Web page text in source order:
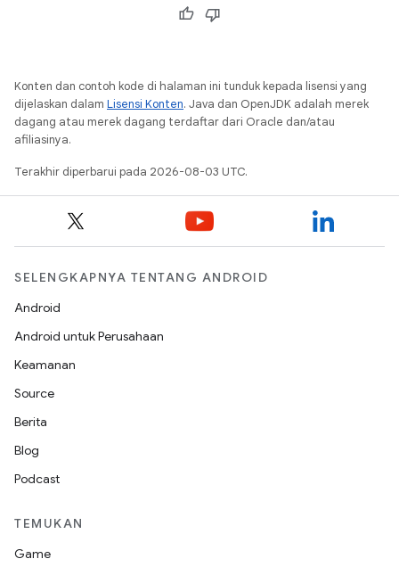
Konten dan contoh kode di halaman ini tunduk kepada lisensi yang
dijelaskan dalam Lisensi Konten. Java dan OpenJDK adalah merek
dagang atau merek dagang terdaftar dari Oracle dan/atau
afiliasinya.
Terakhir diperbarui pada 2026-08-03 UTC.
SELENGKAPNYA TENTANG ANDROID
Android
Android untuk Perusahaan
Keamanan
Source
Berita
Blog
Podcast
TEMUKAN
Game